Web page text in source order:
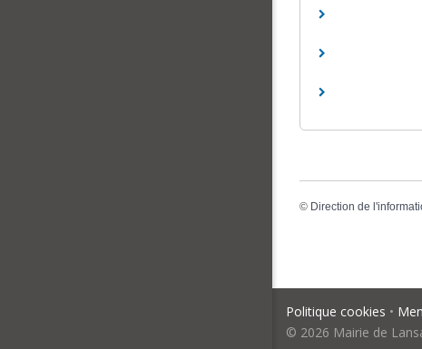
© Direction de
Politique cookies •
© 2026 Mairie de